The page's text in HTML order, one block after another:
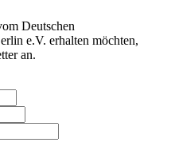
Deutschen
e.V. erhalten möchten,
an.